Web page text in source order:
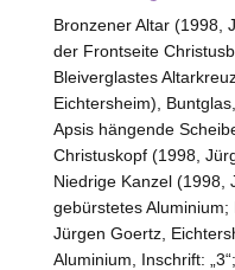
Bronzener Altar (1998,
der Frontseite
Bleiverglastes
Eichtersheim),
Apsis hängende
Christuskopf (1998,
Niedrige Kanzel (1998,
gebürstetes Aluminium;
Jürgen Goertz,
Aluminium, Inschrift: